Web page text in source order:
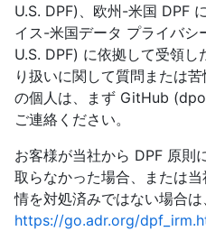
U.S. DPF)、欧州-米国 DPF
イス-米国データ プライバ
U.S. DPF) に依拠して受領
り扱いに関して質問または
の個人は、まず GitHub
ご連絡ください。
お客様が当社から DPF 原則
取らなかった場合、または
情を対処済みではない場合は
https://go.adr.org/